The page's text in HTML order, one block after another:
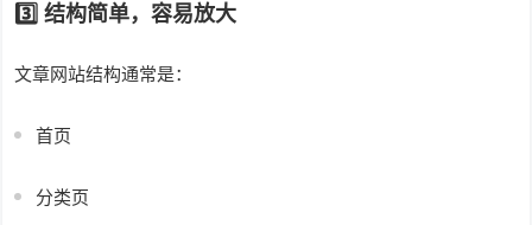
3️⃣ 结构简单，容易放大
文章网站结构通常是：
首页
分类页